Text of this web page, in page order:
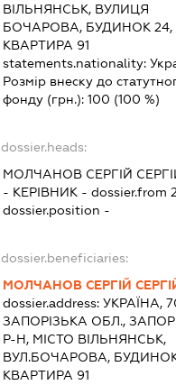
ВІЛЬНЯНСЬК, ВУЛИЦЯ
БОЧАРОВА, БУДИНОК 24,
КВАРТИРА 91
statements.nationality:
Розмір внеску до
фонду (грн.):100 (100 %)
dossier.heads:
МОЛЧАНОВ СЕРГІЙ
- КЕРІВНИК - dossier.from
dossier.position -
dossier.beneficiaries:
МОЛЧАНОВ СЕРГІЙ
dossier.address:УКРАЇНА,
ЗАПОРІЗЬКА ОБЛ.,
Р-Н, МІСТО ВІЛЬНЯНСЬК,
ВУЛ.БОЧАРОВА,
КВАРТИРА 91